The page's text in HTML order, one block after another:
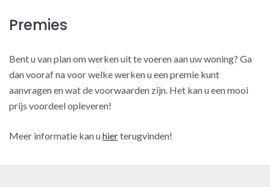
Premies
Bent u van plan om werken uit te voeren aan uw woning? Ga
dan vooraf na voor welke werken u een premie kunt
aanvragen en wat de voorwaarden zijn. Het kan u een mooi
prijs voordeel opleveren!
Meer informatie kan uhierterugvinden!